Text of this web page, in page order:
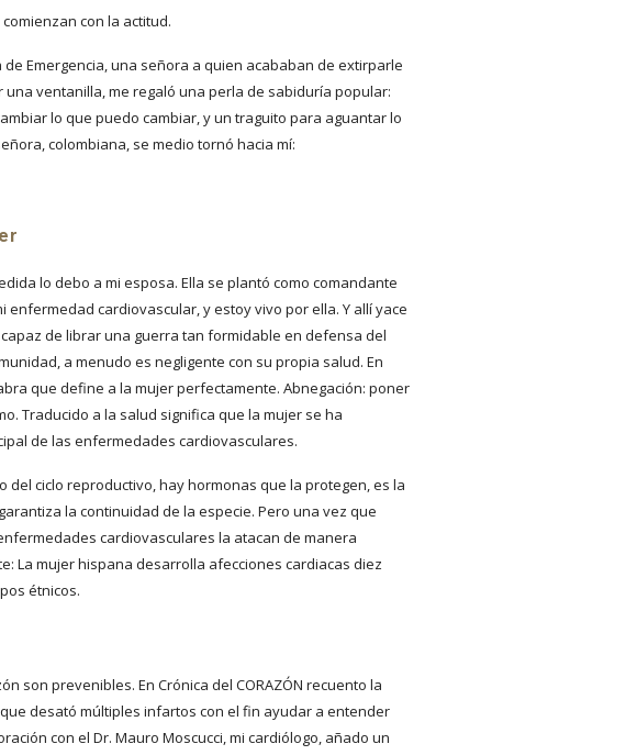
con la actitud.
Emergencia, una señora a quien acababan de extirparle
una ventanilla, me regaló una perla de sabiduría popular:
lo que puedo cambiar, y un traguito para aguantar lo
colombiana, se medio tornó hacia mí:
lo debo a mi esposa. Ella se plantó como comandante
enfermedad cardiovascular, y estoy vivo por ella. Y allí yace
de librar una guerra tan formidable en defensa del
a menudo es negligente con su propia salud. En
que define a la mujer perfectamente. Abnegación: poner
Traducido a la salud significa que la mujer se ha
de las enfermedades cardiovasculares.
del ciclo reproductivo, hay hormonas que la protegen, es la
la continuidad de la especie. Pero una vez que
cardiovasculares la atacan de manera
La mujer hispana desarrolla afecciones cardiacas diez
étnicos.
son prevenibles. En Crónica del CORAZÓN recuento la
desató múltiples infartos con el fin ayudar a entender
con el Dr. Mauro Moscucci, mi cardiólogo, añado un